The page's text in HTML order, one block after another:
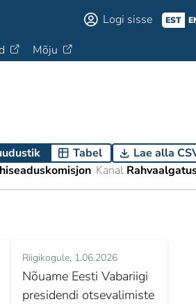
Logi sisse EST
Mõju
Tabel
Lae alla
Kanal
Riigikogule 1.06.2026
Nõuame Eesti Vabariigi
presidendi otsevalimiste